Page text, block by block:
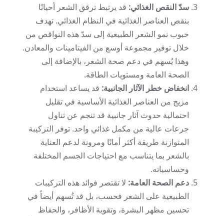
سدّ النقص الغذائي: قد يرتبط ترقق الشعر أحيانًا
بنقص العناصر الغذائية في النظام الغذائي. تهدف
حبوب نمو الشعر الطبيعية إلى سدّ هذه النواقص من
خلال توفير مجموعة أوسع من الفيتامينات والمعادن.
وهذا يُسهم في دعم صحة الشعر، بالإضافة إلى
الصحة العامة ومستويات الطاقة.
انخفاض خطر الآثار الجانبية: قد يساعد استخدام
مزيج من العناصر الغذائية الأساسية في تقليل
احتمالية حدوث آثار جانبية قد تنجم عن تناول
جرعات عالية من مكمل غذائي واحد. توفر التركيبة
المتوازنة طريقة أكثر أمانًا ومرونة لدعم العناية
بالشعر بما يتناسب مع احتياجات الجسم المختلفة
وحساسياته.
دعم الصحة العامة: لا تقتصر فوائد هذه التركيبات
الطبيعية على الشعر فحسب، بل قد تُسهم أيضاً في
تحسين مظهر البشرة، وتقوية الأظافر، والحفاظ